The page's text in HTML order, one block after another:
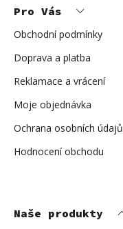
Pro Vás
Obchodní podmínky
Doprava a platba
Reklamace a vrácení
Moje objednávka
Ochrana osobních údajů
Hodnocení obchodu
Naše produkty